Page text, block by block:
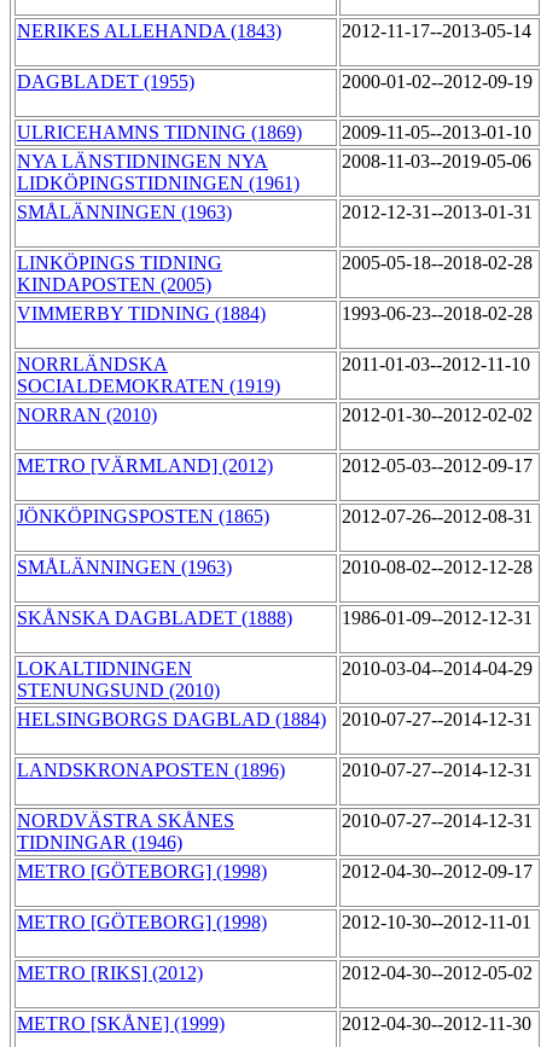
NERIKES ALLEHANDA (1843) 2012-11-17--2013-05-14
DAGBLADET (1955) 2000-01-02--2012-09-19
ULRICEHAMNS TIDNING (1869)
2009-11-05--2013-01-10
NYA LÄNSTIDNINGEN NYA
LIDKÖPINGSTIDNINGEN (1961)
2008-11-03--2019-05-06
SMÅLÄNNINGEN (1963) 2012-12-31--2013-01-31
LINKÖPINGS TIDNING
KINDAPOSTEN (2005)
2005-05-18--2018-02-28
VIMMERBY TIDNING (1884) 1993-06-23--2018-02-28
NORRLÄNDSKA
SOCIALDEMOKRATEN (1919)
2011-01-03--2012-11-10
NORRAN (2010) 2012-01-30--2012-02-02
METRO [VÄRMLAND] (2012) 2012-05-03--2012-09-17
JÖNKÖPINGSPOSTEN (1865) 2012-07-26--2012-08-31
SMÅLÄNNINGEN (1963) 2010-08-02--2012-12-28
SKÅNSKA DAGBLADET (1888) 1986-01-09--2012-12-31
LOKALTIDNINGEN
STENUNGSUND (2010)
2010-03-04--2014-04-29
HELSINGBORGS DAGBLAD (1884) 2010-07-27--2014-12-31
LANDSKRONAPOSTEN (1896) 2010-07-27--2014-12-31
NORDVÄSTRA SKÅNES
TIDNINGAR (1946)
2010-07-27--2014-12-31
METRO [GÖTEBORG] (1998) 2012-04-30--2012-09-17
METRO [GÖTEBORG] (1998) 2012-10-30--2012-11-01
METRO [RIKS] (2012) 2012-04-30--2012-05-02
METRO [SKÅNE] (1999) 2012-04-30--2012-11-30